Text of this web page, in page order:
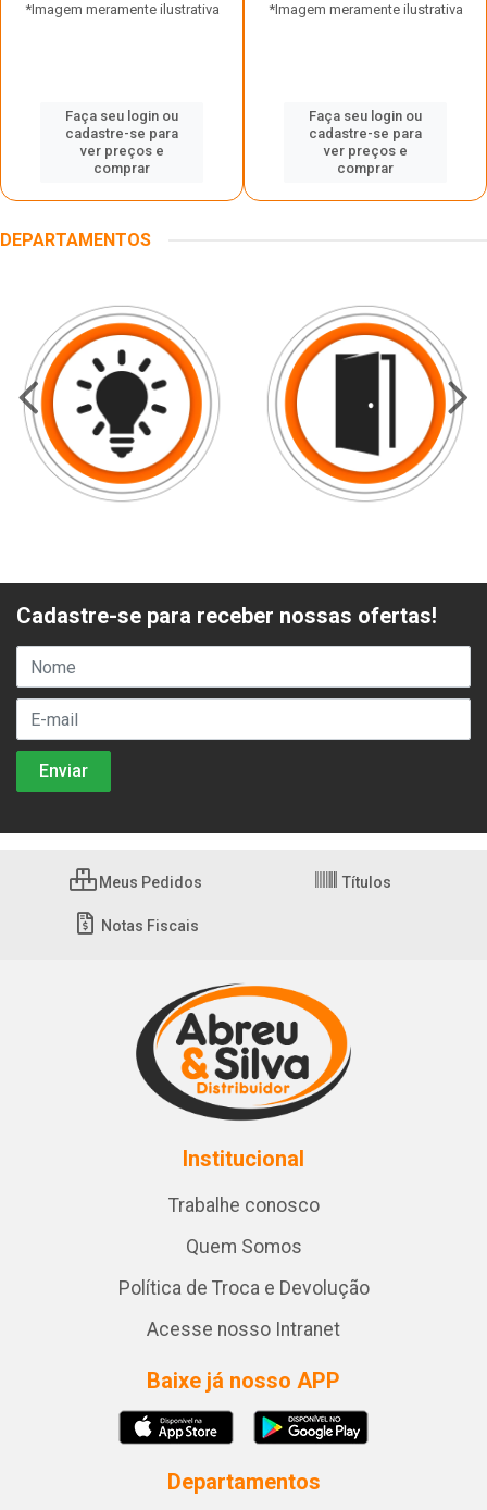
*Imagem meramente ilustrativa
Faça seu login ou
cadastre-se para
ver preços e
comprar
*Imagem meramente ilustrativa
Faça seu login ou
cadastre-se para
ver preços e
comprar
DEPARTAMENTOS
Cadastre-se para receber nossas ofertas!
Meus Pedidos Títulos
Notas Fiscais
Institucional
Trabalhe conosco
Quem Somos
Política de Troca e Devolução
Acesse nosso Intranet
Baixe já nosso APP
Departamentos